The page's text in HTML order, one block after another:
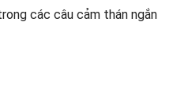
các câu cảm thán ngắn